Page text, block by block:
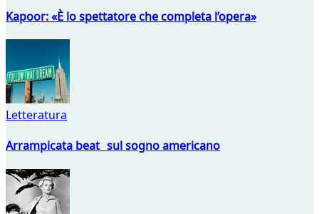
Kapoor: «È lo spettatore che completa l’opera»
Letteratura
Arrampicata beat sul sogno americano